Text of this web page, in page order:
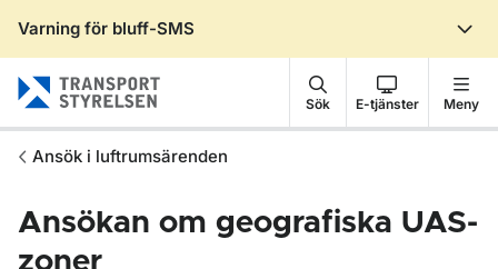
Varning för bluff-SMS
Sök E-tjänster Meny
Ansök i luftrumsärenden
Ansökan om geografiska UAS-
zoner